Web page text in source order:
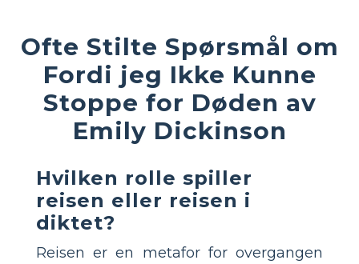
Ofte Stilte Spørsmål om
Fordi jeg Ikke Kunne
Stoppe for Døden av
Emily Dickinson
Hvilken rolle spiller
reisen eller reisen i
diktet?
Reisen er en metafor for overgangen